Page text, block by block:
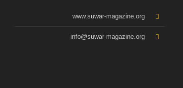
www.suwar-magazine.org
info@suwar-magazine.org